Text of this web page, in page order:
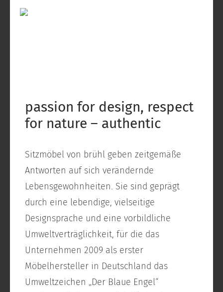
passion for design, respect
for nature – authentic
Sitzmöbel von brühl geben zeitgemäße
Antworten auf sich verändernde
Lebensgewohnheiten. Sie sind geprägt
durch eine lebendige, vielseitige
Designsprache und eine vorbildliche
Umweltverträglichkeit, für die das
Unternehmen 2009 als erster
Möbelhersteller in Deutschland das
Umweltzeichen „Der Blaue Engel“